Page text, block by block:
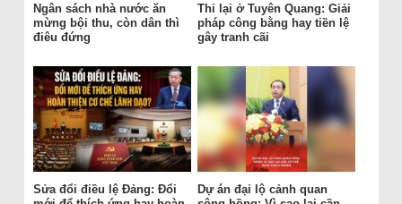
Ngân sách nhà nước ăn
mừng bội thu, còn dân thì
điêu đứng
Thi lại ở Tuyên Quang: Giải
pháp công bằng hay tiền lệ
gây tranh cãi
Sửa đổi điều lệ Đảng: Đổi
Dự án đại lộ cảnh quan